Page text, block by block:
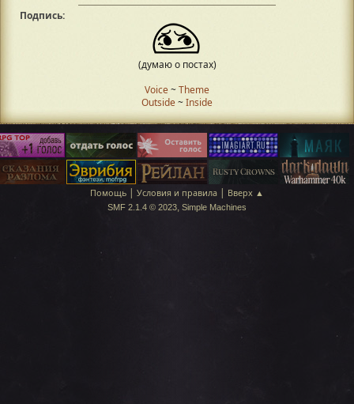
Подпись:
(думаю о постах)
Voice ~Theme
Outside ~Inside
Помощь | Условия и правила | Вверх ▲
SMF 2.1.4 © 2023, Simple Machines